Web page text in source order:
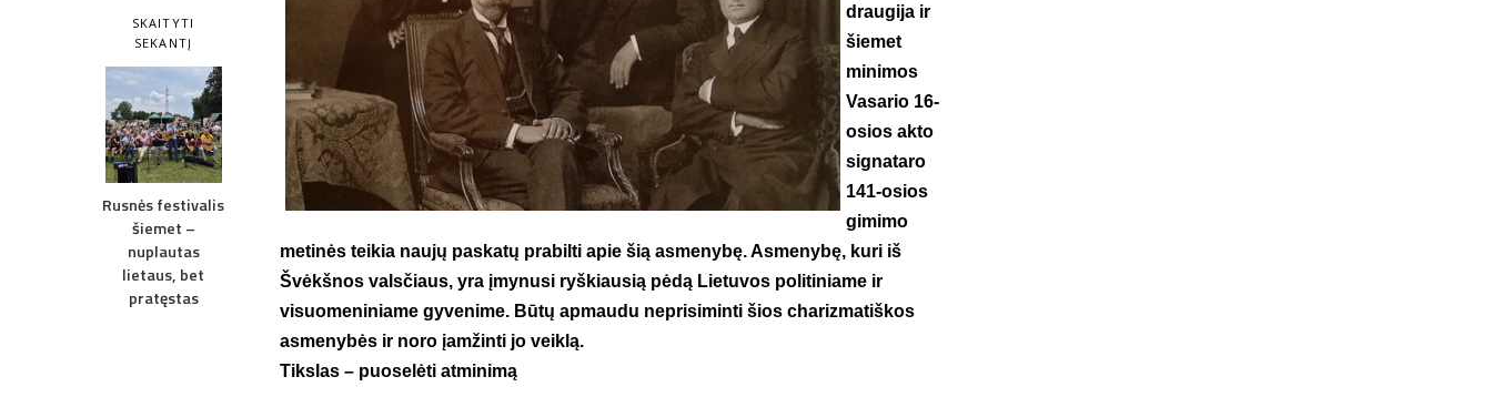
SKAITYTI
SEKANTĮ
Rusnės festivalis
šiemet –
nuplautas
lietaus, bet
pratęstas
draugija ir
šiemet
minimos
Vasario 16-
osios akto
signataro
141-osios
gimimo
metinės teikia naujų paskatų prabilti apie šią asmenybę. Asmenybę, kuri iš
Švėkšnos valsčiaus, yra įmynusi ryškiausią pėdą Lietuvos politiniame ir
visuomeniniame gyvenime. Būtų apmaudu neprisiminti šios charizmatiškos
asmenybės ir noro įamžinti jo veiklą.
Tikslas – puoselėti atminimą